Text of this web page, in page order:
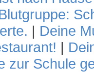
| Deine
|
zur Schule